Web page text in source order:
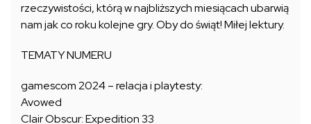
rzeczywistości, którą w najbliższych miesiącach ubarwią
nam jak co roku kolejne gry. Oby do świąt! Miłej lektury.
TEMATY NUMERU
gamescom 2024 – relacja i playtesty:
Avowed
Clair Obscur: Expedition 33